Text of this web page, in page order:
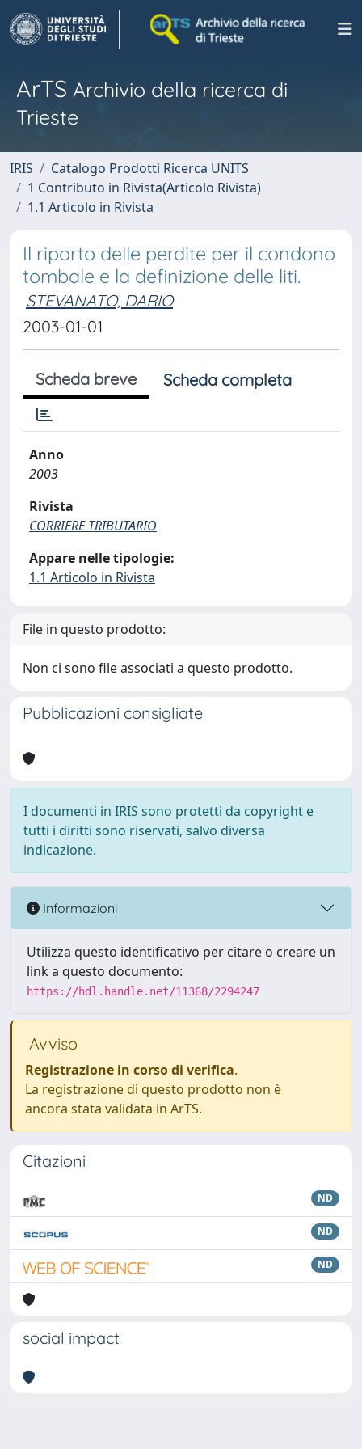
ArTS Archivio della ricerca di
Trieste
IRIS
Catalogo Prodotti Ricerca UNITS
1 Contributo in Rivista(Articolo Rivista)
1.1 Articolo in Rivista
Il riporto delle perdite per il condono
tombale e la definizione delle liti.
STEVANATO, DARIO
2003-01-01
Scheda breve Scheda completa
Anno
2003
Rivista
CORRIERE TRIBUTARIO
Appare nelle tipologie:
1.1 Articolo in Rivista
File in questo prodotto:
Non ci sono file associati a questo prodotto.
Pubblicazioni consigliate
I documenti in IRIS sono protetti da copyright e
tutti i diritti sono riservati, salvo diversa
indicazione.
Informazioni
Utilizza questo identificativo per citare o creare un
link a questo documento:
https://hdl.handle.net/11368/2294247
Avviso
Registrazione in corso di verifica.
La registrazione di questo prodotto non è
ancora stata validata in ArTS.
Citazioni
ND
ND
ND
social impact